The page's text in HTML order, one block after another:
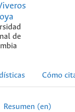
de
Cómo
Resumen (en)